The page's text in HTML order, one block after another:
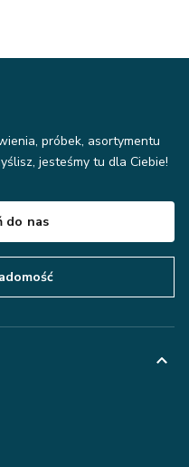
próbek, asortymentu
jesteśmy tu dla Ciebie!
do nas